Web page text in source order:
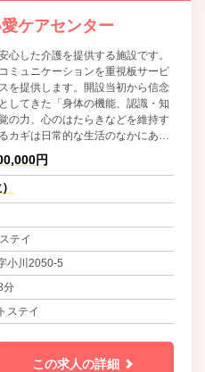
ケアセンター
心した介護を提供する施設です。
コミュニケーションを重視板サービ
スを提供します。開設当初から信念
としてきた「身体の機能、認識・知
の力、心のはたらきなどを維持す
るカギは日常的な生活のなかにあ
る」という考え方はまったく変わり
せん。その考えに基づく「生活ケ
」が、私たちのサービスの特長で
り、こだわりです。
円
テイ
小川2050-5
分
ステイ
この求人の詳細